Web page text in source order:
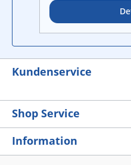
Umfassendes
Lernfächer für
Inhalts- und
Verwendung
Dynamisches
Blätter­büchern
Kundenservice
Shop Service
Information